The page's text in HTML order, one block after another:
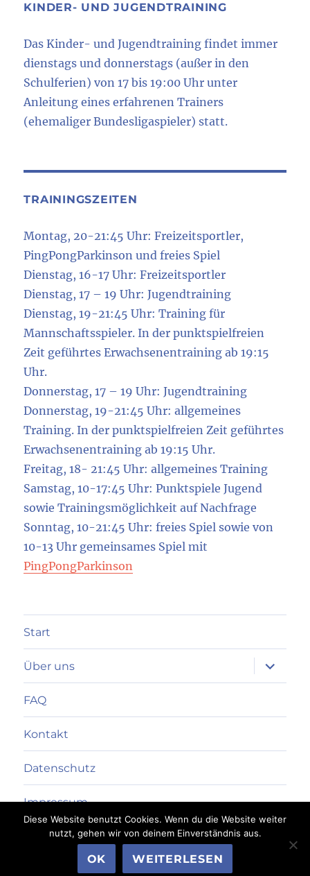
KINDER- UND JUGENDTRAINING
Das Kinder- und Jugendtraining findet immer
dienstags und donnerstags (außer in den
Schulferien) von 17 bis 19:00 Uhr unter
Anleitung eines erfahrenen Trainers
(ehemaliger Bundesligaspieler) statt.
TRAININGSZEITEN
Montag, 20-21:45 Uhr: Freizeitsportler,
PingPongParkinson und freies Spiel
Dienstag, 16-17 Uhr: Freizeitsportler
Dienstag, 17 – 19 Uhr: Jugendtraining
Dienstag, 19-21:45 Uhr: Training für
Mannschaftsspieler. In der punktspielfreien
Zeit geführtes Erwachsenentraining ab 19:15
Uhr.
Donnerstag, 17 – 19 Uhr: Jugendtraining
Donnerstag, 19-21:45 Uhr: allgemeines
Training. In der punktspielfreien Zeit geführtes
Erwachsenentraining ab 19:15 Uhr.
Freitag, 18- 21:45 Uhr: allgemeines Training
Samstag, 10-17:45 Uhr: Punktspiele Jugend
sowie Trainingsmöglichkeit auf Nachfrage
Sonntag, 10-21:45 Uhr: freies Spiel sowie von
10-13 Uhr gemeinsames Spiel mit
PingPongParkinson
Start
Über uns
anzeigen
FAQ
Kontakt
Datenschutz
Impressum
SSV Friedrichshain 1949 e.V.
Datenschutzerklärung
Mit Stolz präsentiert von WordPress
Diese Website benutzt Cookies. Wenn du die Website weiter
nutzt, gehen wir von deinem Einverständnis aus.
OK WEITERLESEN